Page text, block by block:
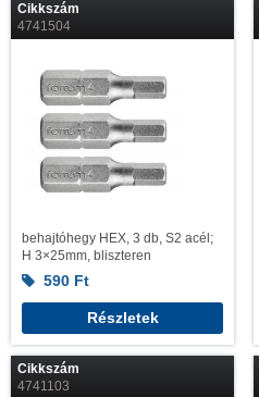
Cikkszám
4741504
behajtóhegy HEX, 3 db, S2 acél;
H 3×25mm, bliszteren
590 Ft
Részletek
Cikkszám
4741103